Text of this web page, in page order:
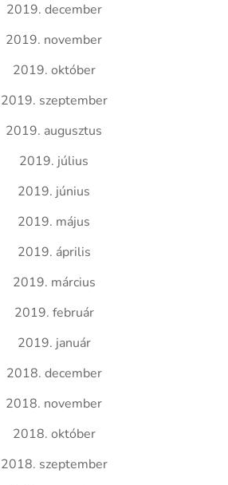
2019. december
2019. november
2019. október
2019. szeptember
2019. augusztus
2019. július
2019. június
2019. május
2019. április
2019. március
2019. február
2019. január
2018. december
2018. november
2018. október
2018. szeptember